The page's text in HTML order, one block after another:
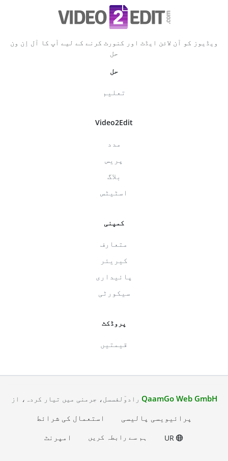
ویڈیوز کو آن لائن ایڈٹ اور کنورٹ کرنے کے لیے آپ کا آل اِن ون
حل
حل
تعلیم
Video2Edit
مدد
پریس
بلاگ
اسٹیٹس
کمپنی
متعارف
کیریئر
پائیداری
سیکورٹی
پروڈکٹ
قیمتیں
QaamGo Web GmbH
استعمال کی شرائط
پرائیویسی پالیسی
امپرنٹ
ہم سے رابطہ کریں UR